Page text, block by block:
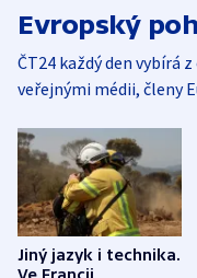
Evropský
ČT24 každý den vybírá
veřejnými médii, členy
Jiný jazyk i technika.